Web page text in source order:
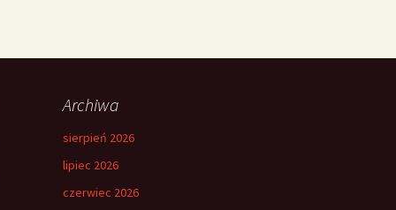
Archiwa
sierpień 2026
lipiec 2026
czerwiec 2026